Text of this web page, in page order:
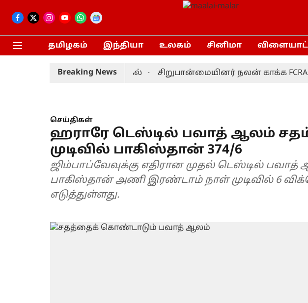
தமிழகம் இந்தியா உலகம் சினிமா
Breaking News
வீரர் திடீர் விலகல் சிறுபான்மையினர் நலன் காக்க FCRA
செய்திகள்
ஹராரே டெஸ்டில் பவாத் ஆலம் சதம்
முடிவில் பாகிஸ்தான் 374/6
ஜிம்பாப்வேவுக்கு எதிரான முதல் டெஸ்டில் பவாத்
பாகிஸ்தான் அணி இரண்டாம் நாள் முடிவில் 6
எடுத்துள்ளது.